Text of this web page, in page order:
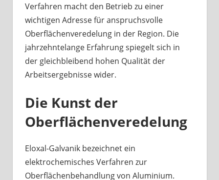
Verfahren macht den Betrieb zu einer
wichtigen Adresse für anspruchsvolle
Oberflächenveredelung in der Region. Die
jahrzehntelange Erfahrung spiegelt sich in
der gleichbleibend hohen Qualität der
Arbeitsergebnisse wider.
Die Kunst der
Oberflächenveredelung
Eloxal-Galvanik bezeichnet ein
elektrochemisches Verfahren zur
Oberflächenbehandlung von Aluminium.